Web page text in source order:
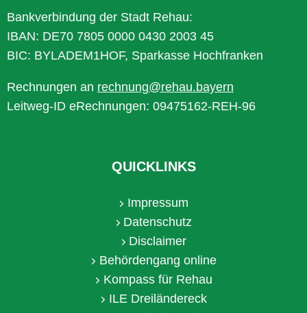
Bankverbindung der Stadt Rehau:
IBAN: DE70 7805 0000 0430 2003 45
BIC: BYLADEM1HOF, Sparkasse Hochfranken
Rechnungen an rechnung@rehau.bayern
Leitweg-ID eRechnungen: 09475162-REH-96
QUICKLINKS
Impressum
Datenschutz
Disclaimer
Behördengang online
Kompass für Rehau
ILE Dreiländereck